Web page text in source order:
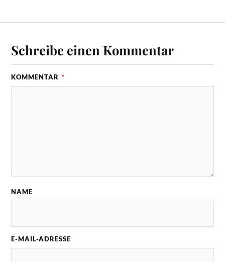
Schreibe einen Kommentar
KOMMENTAR *
NAME
E-MAIL-ADRESSE